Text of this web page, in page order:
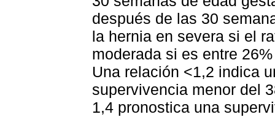
después de las 30
la hernia en severa si el
moderada si es entre
Una relación <1,2 indica
supervivencia menor del
1,4 pronostica una